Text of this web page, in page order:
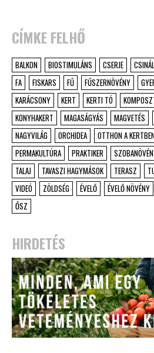
CÍMKE FELHŐ
BALKON BIOSTIMULÁNS CSERJE
FA
FISKARS FŰ FŰSZERNÖVÉNY
KARÁCSONY
KERT KERTI TÓ
KONYHAKERT
MAGASÁGYÁS MAGVETÉS
NAGYVILÁG
ORCHIDEA OTTHON A
PERMAKULTÚRA
PRAKTIKER
TALAJ
TAVASZI HAGYMÁSOK TERASZ
VIDEÓ
ZÖLDSÉG ÉVELŐ ÉVELŐ NÖVÉNY
ŐSZ
HIRDETÉS